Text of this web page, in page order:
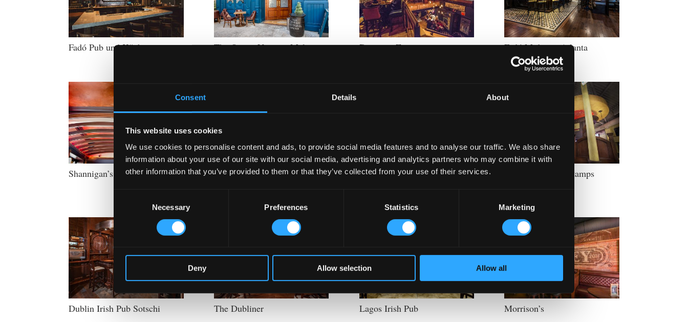
Consent Details About
This website uses cookies
We use cookies to personalise content and ads, to provide social media features and to analyse our traffic. We also share
information about your use of our site with our social media, advertising and analytics partners who may combine it with
other information that you’ve provided to them or that they’ve collected from your use of their services.
Necessary Preferences Statistics Marketing
Deny Allow selection Allow all
Fadó Pub und Küche The Queen Victoria Malta Die sture Ziege Fadó Midtown Atlanta
Shannigan’s Gastro-Pub Cain’s Brewery Liverpool Mahony & Sons Stamps
Dublin Irish Pub Sotschi The Dubliner Lagos Irish Pub Morrison’s